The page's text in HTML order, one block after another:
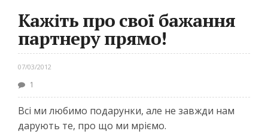
Кажіть про свої бажання
партнеру прямо!
07/03/2012
1
Всі ми любимо подарунки, але не завжди нам
дарують те, про що ми мріємо.